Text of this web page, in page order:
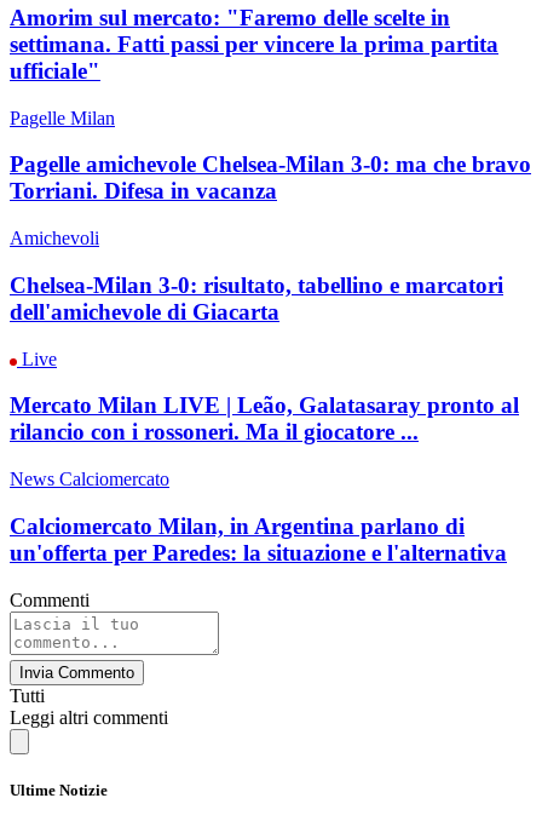
Amorim sul mercato: "Faremo delle scelte in
settimana. Fatti passi per vincere la prima partita
ufficiale"
Pagelle Milan
Pagelle amichevole Chelsea-Milan 3-0: ma che bravo
Torriani. Difesa in vacanza
Amichevoli
Chelsea-Milan 3-0: risultato, tabellino e marcatori
dell'amichevole di Giacarta
Live
Mercato Milan LIVE | Leão, Galatasaray pronto al
rilancio con i rossoneri. Ma il giocatore ...
News Calciomercato
Calciomercato Milan, in Argentina parlano di
un'offerta per Paredes: la situazione e l'alternativa
Commenti
Invia Commento
Tutti
Leggi altri commenti
Ultime Notizie